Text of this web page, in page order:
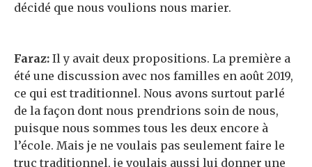
décidé que nous voulions nous marier.
Faraz: Il y avait deux propositions. La première a
été une discussion avec nos familles en août 2019,
ce qui est traditionnel. Nous avons surtout parlé
de la façon dont nous prendrions soin de nous,
puisque nous sommes tous les deux encore à
l’école. Mais je ne voulais pas seulement faire le
truc traditionnel, je voulais aussi lui donner une